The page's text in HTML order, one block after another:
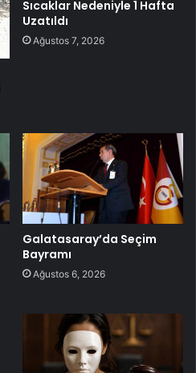
Sıcaklar Nedeniyle 1 Hafta
Uzatıldı
Ağustos 7, 2026
Galatasaray’da Seçim
Bayramı
Ağustos 6, 2026